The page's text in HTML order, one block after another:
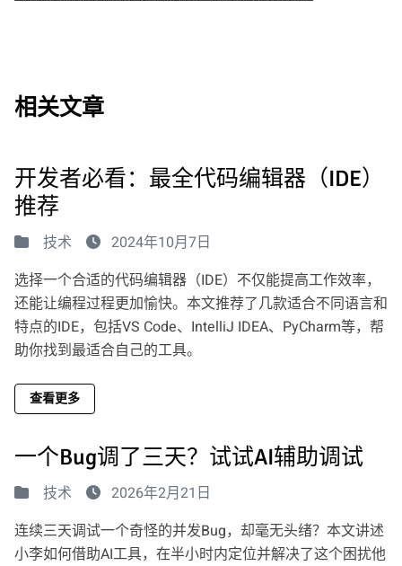
相关文章
开发者必看：最全代码编辑器（IDE）
推荐
技术
2024年10月7日
选择一个合适的代码编辑器（IDE）不仅能提高工作效率，
还能让编程过程更加愉快。本文推荐了几款适合不同语言和
特点的IDE，包括VS Code、IntelliJ IDEA、PyCharm等，帮
助你找到最适合自己的工具。
查看更多
一个Bug调了三天？试试AI辅助调试
技术
2026年2月21日
连续三天调试一个奇怪的并发Bug，却毫无头绪？本文讲述
小李如何借助AI工具，在半小时内定位并解决了这个困扰他